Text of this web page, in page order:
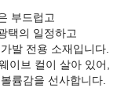
부드럽고
택의 일정하고
발 전용 소재입니다.
이브 컬이 살아 있어,
륨감을 선사합니다.